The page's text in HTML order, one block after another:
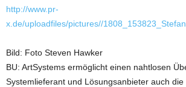
http://www.pr-
x.de/uploadfiles/pictures//
Bild: Foto Steven Hawker
BU: ArtSystems ermöglicht einen nahtlosen
Systemlieferant und Lösungsanbieter auch